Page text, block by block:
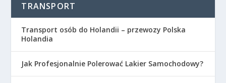
TRANSPORT
Transport osób do Holandii – przewozy Polska
Holandia
Jak Profesjonalnie Polerować Lakier Samochodowy?